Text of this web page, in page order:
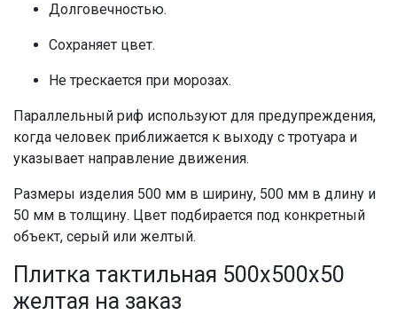
Долговечностью.
Сохраняет цвет.
Не трескается при морозах.
Параллельный риф используют для предупреждения,
когда человек приближается к выходу с тротуара и
указывает направление движения.
Размеры изделия 500 мм в ширину, 500 мм в длину и
50 мм в толщину. Цвет подбирается под конкретный
объект, серый или желтый.
Плитка тактильная 500х500х50
желтая на заказ